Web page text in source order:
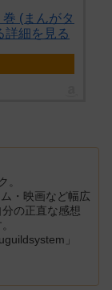
(まんがタ
詳細を見る
。
・映画など幅広
の正直な感想
」